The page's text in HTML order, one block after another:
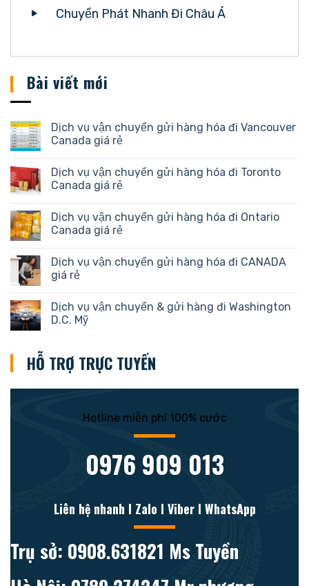
Chuyển Phát Nhanh Đi Châu Á
Bài viết mới
Dịch vụ vận chuyển gửi hàng hóa đi Vancouver
Canada giá rẻ
Dịch vụ vận chuyển gửi hàng hóa đi Toronto
Canada giá rẻ
Dịch vụ vận chuyển gửi hàng hóa đi Ontario
Canada giá rẻ
Dịch vụ vận chuyển gửi hàng hóa đi CANADA
giá rẻ
Dịch vụ vận chuyển & gửi hàng đi Washington
D.C. Mỹ
HỖ TRỢ TRỰC TUYẾN
Hotline miễn phí 100% cước
0976 909 013
Liên hệ nhanh l Zalo l Viber l WhatsApp
Trụ sở: 0908.631821 Ms Tuyền